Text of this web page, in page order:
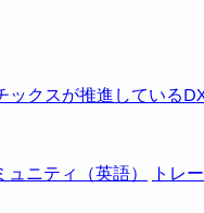
クスが推進している
ュニティ（英語） トレ